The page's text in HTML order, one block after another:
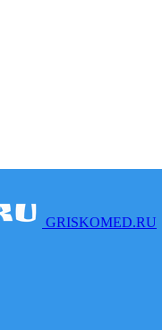
GRISKOMED.RU